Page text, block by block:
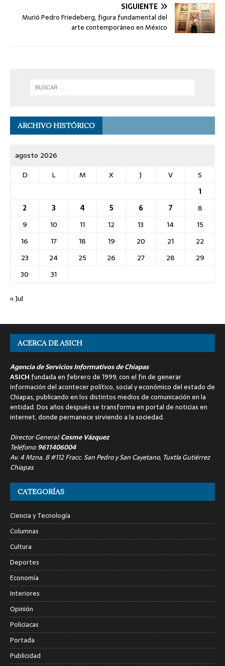
SIGUIENTE
Murió Pedro Friedeberg, figura fundamental del
arte contemporáneo en México
ARCHIVO HISTÓRICO
agosto 2026
D
L M X J V
S
1
2
3 4 5 6 7
8
9
10 11 12 13 14
15
16
17 18 19 20 21
22
23
24 25 26 27 28
29
30
31
« Jul
ACERCA DE ASICH
Agencia de Servicios Informativos de Chiapas
ASICH fundada en febrero de 1999, con el fin de generar
información del acontecer político, social y económico del estado de
Chiapas, publicando en los distintos medios de comunicación en la
entidad. Dos años después se transforma en portal de noticias en
internet, donde permanece sirviendo a la sociedad.
Director General:Cosme Vázquez
Teléfono:9611406004
Av. 4 Mzna. 8 #112 Fracc. San Pedro y San Cayetano, Tuxtla Gutiérrez
Chiapas
CATEGORÍAS
Ciencia y Tecnología
Columnas
Cultura
Deportes
Economía
Interiores
Opinión
Policiacas
Portada
Publicidad